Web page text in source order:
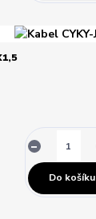
Do košíku